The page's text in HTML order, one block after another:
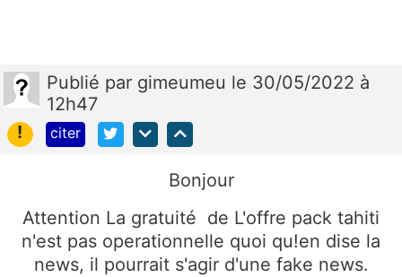
Publié par gimeumeu le 30/05/2022 à
12h47
!
citer
Bonjour
Attention La gratuité de L'offre pack tahiti
n'est pas operationnelle quoi qu!en dise la
news, il pourrait s'agir d'une fake news.